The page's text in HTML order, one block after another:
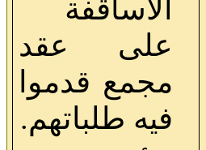
الأساقفة
على عقد
مجمع قدموا
فيه طلباتهم.